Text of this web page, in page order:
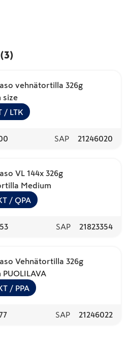
(3)
vehnätortilla 326g
size
/ LTK
SAP 21246020
VL 144x 326g
Medium
/ QPA
SAP 21823354
Vehnätortilla 326g
/ PPA
SAP 21246022